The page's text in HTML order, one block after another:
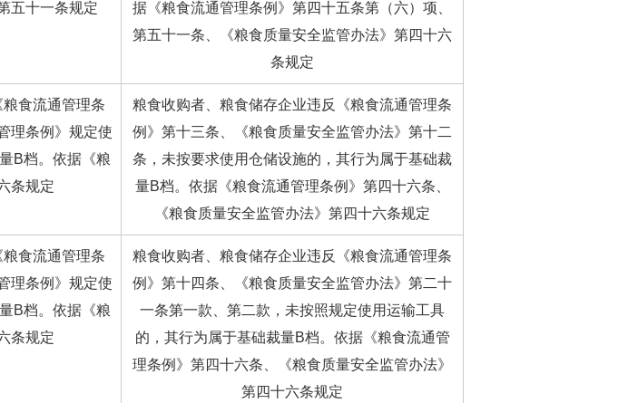
五十一条规定
据《粮食流通管理条例》第四十五条第（六）项、
第五十一条、《粮食质量安全监管办法》第四十六
条规定
食流通管理条
理条例》规定使
B档。依据《粮
条规定
粮食收购者、粮食储存企业违反《粮食流通管理条
例》第十三条、《粮食质量安全监管办法》第十二
条，未按要求使用仓储设施的，其行为属于基础裁
量B档。依据《粮食流通管理条例》第四十六条、
《粮食质量安全监管办法》第四十六条规定
食流通管理条
理条例》规定使
B档。依据《粮
条规定
粮食收购者、粮食储存企业违反《粮食流通管理条
例》第十四条、《粮食质量安全监管办法》第二十
一条第一款、第二款，未按照规定使用运输工具
的，其行为属于基础裁量B档。依据《粮食流通管
理条例》第四十六条、《粮食质量安全监管办法》
第四十六条规定